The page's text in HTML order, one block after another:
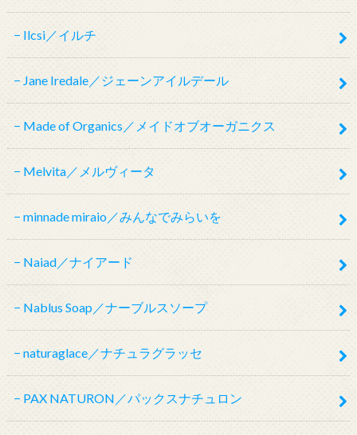
Ilcsi／イルチ
Jane Iredale／ジェーンアイルデール
Made of Organics／メイドオブオーガニクス
Melvita／メルヴィータ
minnade miraio／みんなでみらいを
Naiad／ナイアード
Nablus Soap／ナーブルスソープ
naturaglace／ナチュラグラッセ
PAX NATURON／パックスナチュロン